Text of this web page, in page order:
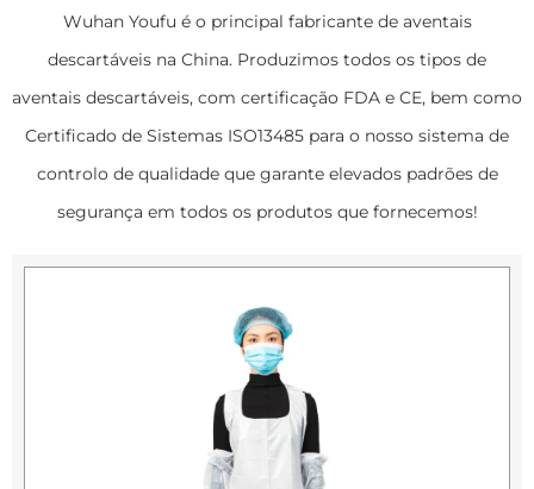
Wuhan Youfu é o principal fabricante de aventais
descartáveis na China. Produzimos todos os tipos de
aventais descartáveis, com certificação FDA e CE, bem como
Certificado de Sistemas ISO13485 para o nosso sistema de
controlo de qualidade que garante elevados padrões de
segurança em todos os produtos que fornecemos!